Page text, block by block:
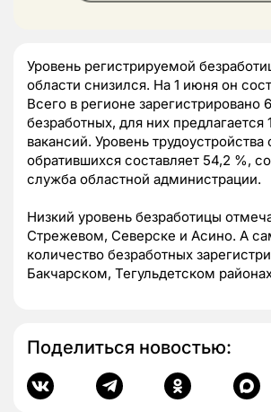
Уровень регистрируемой
области снизился. На 1 июня он
Всего в регионе зарегистрировано
безработных, для них предлагается
вакансий. Уровень трудоустройства
обратившихся составляет 54,2 %,
служба областной администрации.
Низкий уровень безработицы
Стрежевом, Северске и Асино. А
количество безработных
Бакчарском, Тегульдетском
Поделиться новостью: